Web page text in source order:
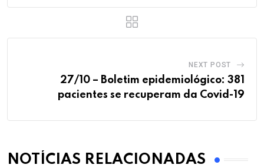
NEXT POST
27/10 – Boletim epidemiológico: 381
pacientes se recuperam da Covid-19
NOTÍCIAS RELACIONADAS